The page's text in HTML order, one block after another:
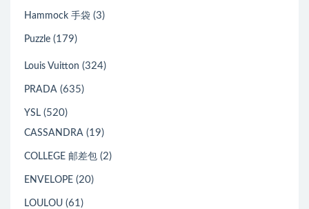
Hammock 手袋 (3)
Puzzle (179)
Louis Vuitton (324)
PRADA (635)
YSL (520)
CASSANDRA (19)
COLLEGE 邮差包 (2)
ENVELOPE (20)
LOULOU (61)